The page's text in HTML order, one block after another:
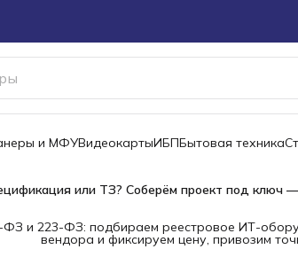
и МФУВидеокартыИБПБытовая техника
или ТЗ? Соберём проект под ключ
и 223-ФЗ: подбираем реестровое ИТ-
вендора и фиксируем цену, привозим